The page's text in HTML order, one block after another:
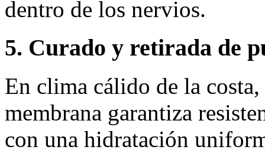
dentro de los nervios.
5. Curado y retirada de
En clima cálido de la
membrana garantiza
con una hidratación